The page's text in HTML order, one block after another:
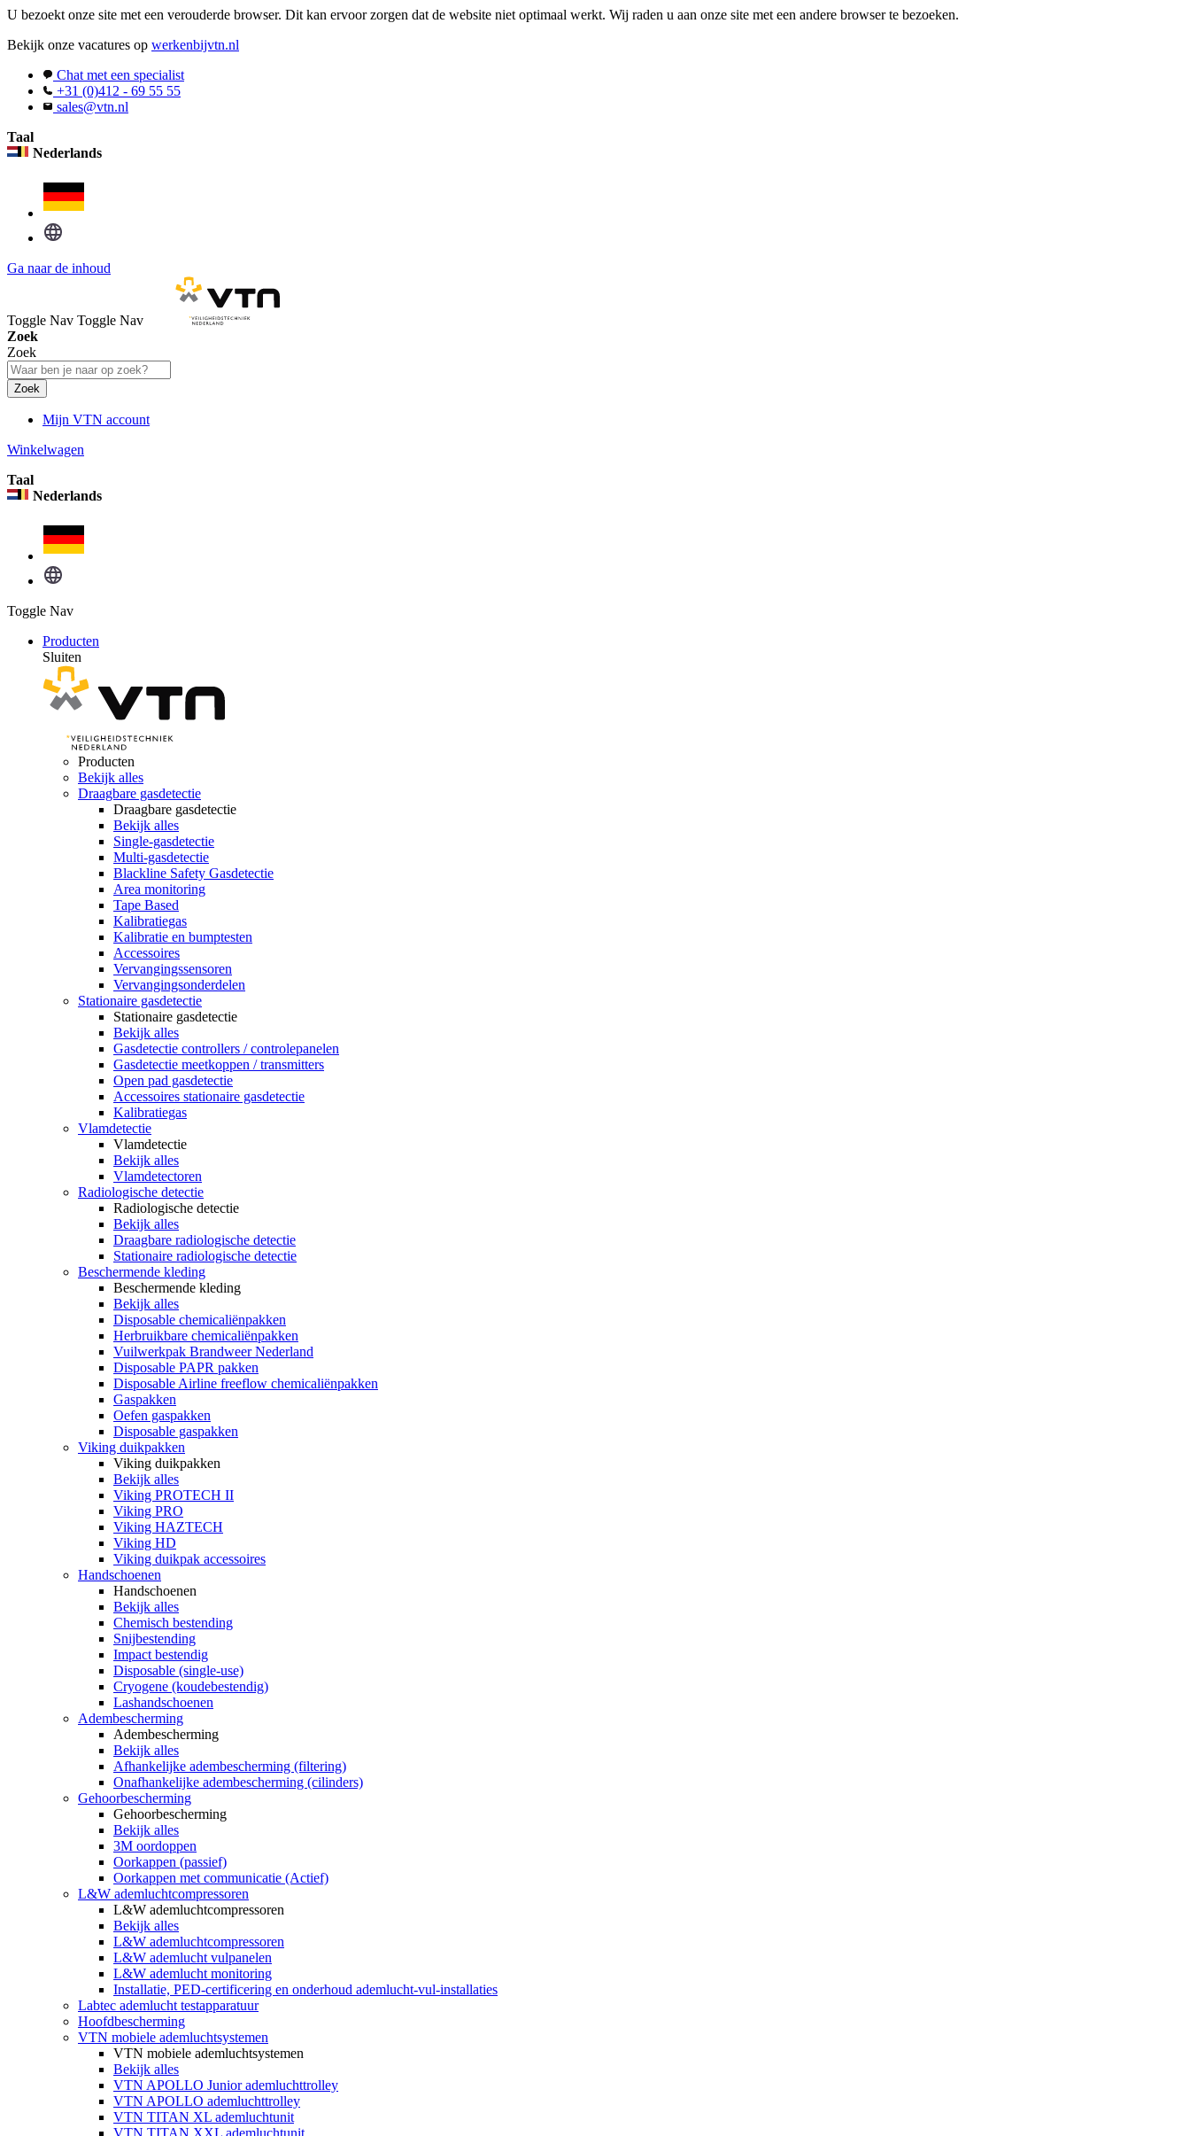
U bezoekt onze site met een verouderde browser. Dit kan ervoor zorgen dat de website niet optimaal werkt. Wij raden u aan onze site met een andere browser te bezoeken.
Bekijk onze vacatures op werkenbijvtn.nl
Chat met een specialist
+31 (0)412 - 69 55 55
sales@vtn.nl
Taal
Nederlands
Ga naar de inhoud
Toggle Nav Toggle Nav
Zoek
Zoek
Zoek
Mijn VTN account
Winkelwagen
Taal
Nederlands
Toggle Nav
Producten
Sluiten
Producten
Bekijk alles
Draagbare gasdetectie
Draagbare gasdetectie
Bekijk alles
Single-gasdetectie
Multi-gasdetectie
Blackline Safety Gasdetectie
Area monitoring
Tape Based
Kalibratiegas
Kalibratie en bumptesten
Accessoires
Vervangingssensoren
Vervangingsonderdelen
Stationaire gasdetectie
Stationaire gasdetectie
Bekijk alles
Gasdetectie controllers / controlepanelen
Gasdetectie meetkoppen / transmitters
Open pad gasdetectie
Accessoires stationaire gasdetectie
Kalibratiegas
Vlamdetectie
Vlamdetectie
Bekijk alles
Vlamdetectoren
Radiologische detectie
Radiologische detectie
Bekijk alles
Draagbare radiologische detectie
Stationaire radiologische detectie
Beschermende kleding
Beschermende kleding
Bekijk alles
Disposable chemicaliënpakken
Herbruikbare chemicaliënpakken
Vuilwerkpak Brandweer Nederland
Disposable PAPR pakken
Disposable Airline freeflow chemicaliënpakken
Gaspakken
Oefen gaspakken
Disposable gaspakken
Viking duikpakken
Viking duikpakken
Bekijk alles
Viking PROTECH II
Viking PRO
Viking HAZTECH
Viking HD
Viking duikpak accessoires
Handschoenen
Handschoenen
Bekijk alles
Chemisch bestending
Snijbestending
Impact bestendig
Disposable (single-use)
Cryogene (koudebestendig)
Lashandschoenen
Adembescherming
Adembescherming
Bekijk alles
Afhankelijke adembescherming (filtering)
Onafhankelijke adembescherming (cilinders)
Gehoorbescherming
Gehoorbescherming
Bekijk alles
3M oordoppen
Oorkappen (passief)
Oorkappen met communicatie (Actief)
L&W ademluchtcompressoren
L&W ademluchtcompressoren
Bekijk alles
L&W ademluchtcompressoren
L&W ademlucht vulpanelen
L&W ademlucht monitoring
Installatie, PED-certificering en onderhoud ademlucht-vul-installaties
Labtec ademlucht testapparatuur
Hoofdbescherming
VTN mobiele ademluchtsystemen
VTN mobiele ademluchtsystemen
Bekijk alles
VTN APOLLO Junior ademluchttrolley
VTN APOLLO ademluchttrolley
VTN TITAN XL ademluchtunit
VTN TITAN XXL ademluchtunit